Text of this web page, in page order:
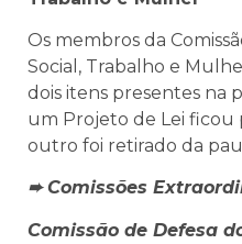
Os membros da
Social, Trabalho e
dois itens presentes na
um Projeto de Lei
outro foi retirado da
➨ Comissões
Comissão de Defesa